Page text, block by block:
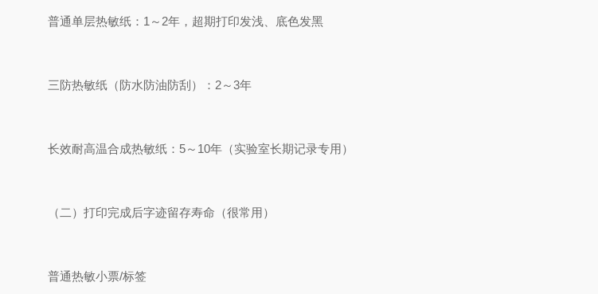
普通单层热敏纸：1～2年，超期打印发浅、底色发黑
三防热敏纸（防水防油防刮）：2～3年
长效耐高温合成热敏纸：5～10年（实验室长期记录专用）
（二）打印完成后字迹留存寿命（很常用）
普通热敏小票/标签